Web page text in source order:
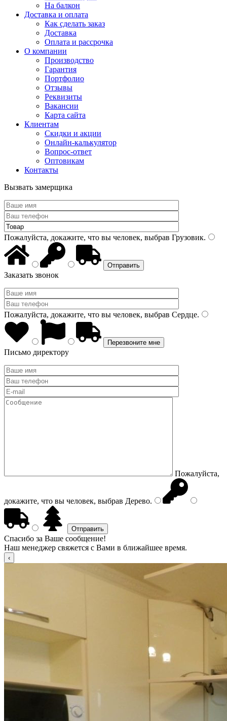
На балкон
Доставка и оплата
Как сделать заказ
Доставка
Оплата и рассрочка
О компании
Производство
Гарантия
Портфолио
Отзывы
Реквизиты
Вакансии
Карта сайта
Клиентам
Скидки и акции
Онлайн-калькулятор
Вопрос-ответ
Оптовикам
Контакты
Вызвать замерщика
Пожалуйста, докажите, что вы человек, выбрав Грузовик.
Заказать звонок
Пожалуйста, докажите, что вы человек, выбрав Сердце.
Письмо директору
Пожалуйста,
докажите, что вы человек, выбрав Дерево.
Спасибо за Ваше сообщение!
Наш менеджер свяжется с Вами в ближайшее время.